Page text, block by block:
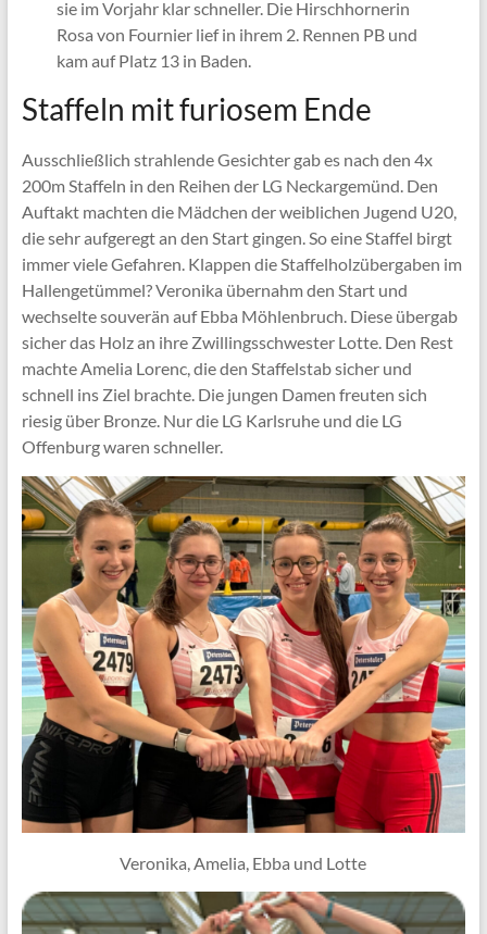
sie im Vorjahr klar schneller. Die Hirschhornerin
Rosa von Fournier lief in ihrem 2. Rennen PB und
kam auf Platz 13 in Baden.
Staffeln mit furiosem Ende
Ausschließlich strahlende Gesichter gab es nach den 4x
200m Staffeln in den Reihen der LG Neckargemünd. Den
Auftakt machten die Mädchen der weiblichen Jugend U20,
die sehr aufgeregt an den Start gingen. So eine Staffel birgt
immer viele Gefahren. Klappen die Staffelholzübergaben im
Hallengetümmel? Veronika übernahm den Start und
wechselte souverän auf Ebba Möhlenbruch. Diese übergab
sicher das Holz an ihre Zwillingsschwester Lotte. Den Rest
machte Amelia Lorenc, die den Staffelstab sicher und
schnell ins Ziel brachte. Die jungen Damen freuten sich
riesig über Bronze. Nur die LG Karlsruhe und die LG
Offenburg waren schneller.
Veronika, Amelia, Ebba und Lotte